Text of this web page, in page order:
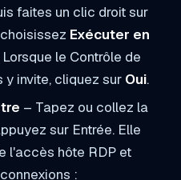
faites un clic droit sur
Exécuter en
Lorsque le Contrôle de
invite, cliquez sur Oui.
– Tapez ou collez la
sur Entrée. Elle
l'accès hôte RDP et
: